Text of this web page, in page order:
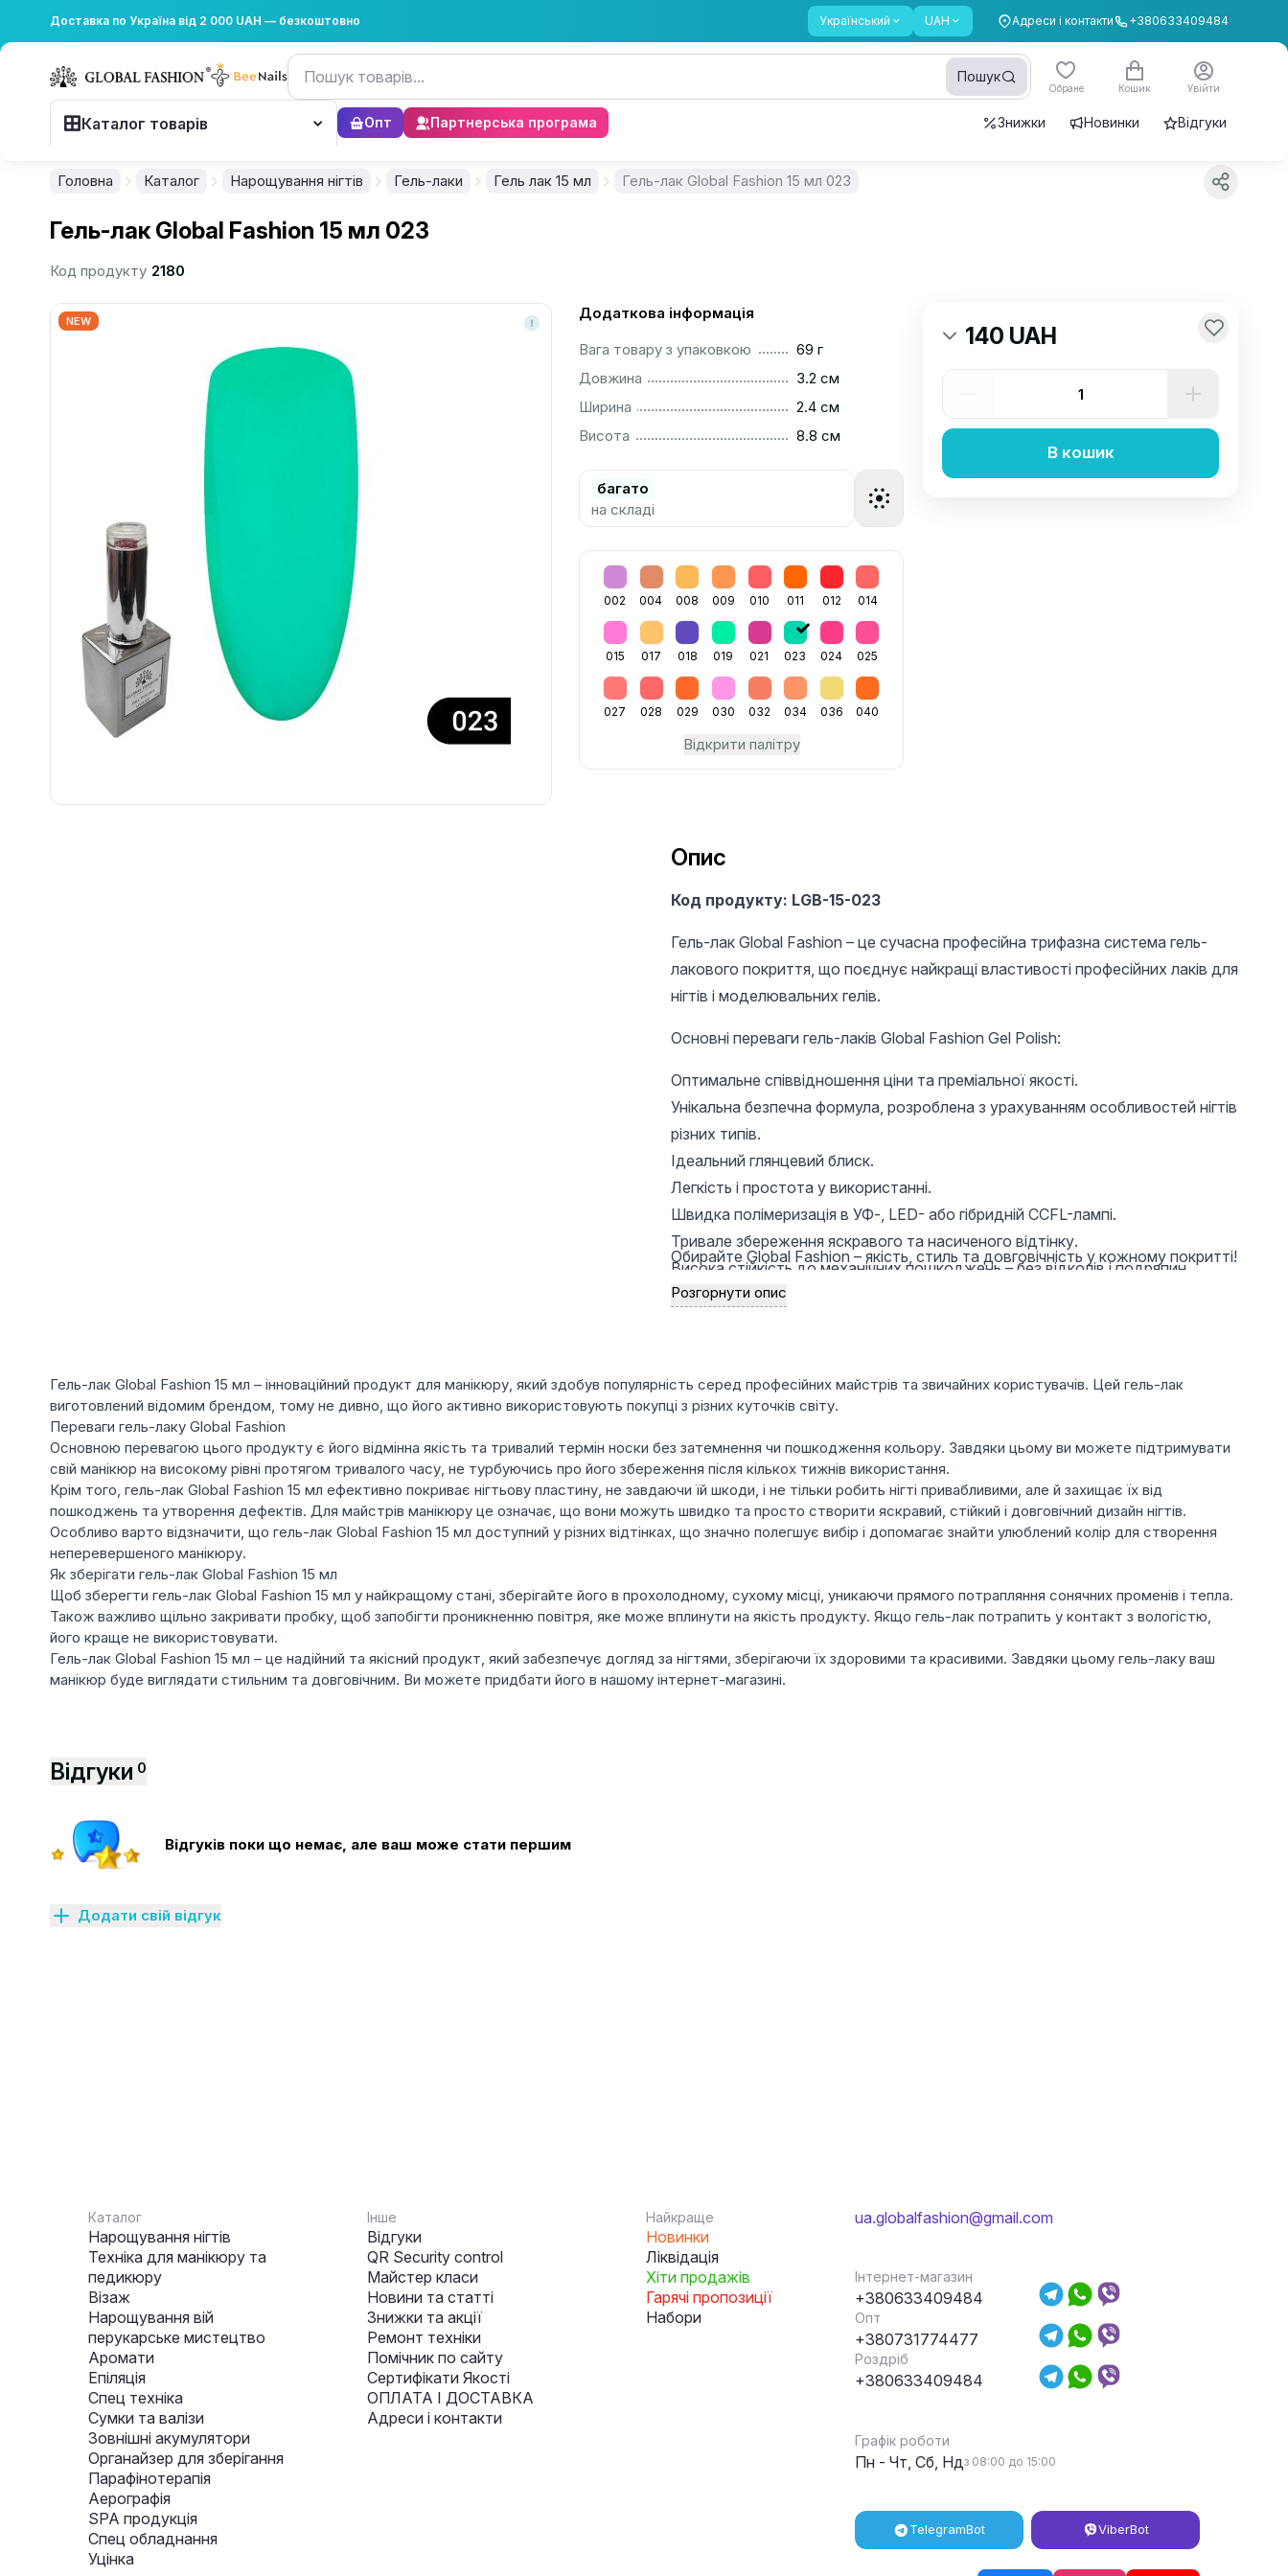
Доставка по Україна від 2 000 UAH — безкоштовно Український UAH Адреси і контакти +380633409484
Пошук
Обране Кошик Увійти
Каталог товарів Опт Партнерська програма Знижки Новинки Відгуки
Головна Каталог Нарощування нігтів Гель-лаки Гель лак 15 мл Гель-лак Global Fashion 15 мл 023
Гель-лак Global Fashion 15 мл 023
Код продукту 2180
NEW
Додаткова інформація
Вага товару з упаковкою
69 г
Довжина
3.2 см
Ширина
2.4 см
Висота
8.8 см
багато
на складі
002 004 008 009 010 011 012 014
015 017 018 019 021 023 024 025
027 028 029 030 032 034 036 040
Відкрити палітру
140 UAH
В кошик
Опис
Код продукту: LGB-15-023
Гель-лак Global Fashion – це сучасна професійна трифазна система гель-
лакового покриття, що поєднує найкращі властивості професійних лаків для
нігтів і моделювальних гелів.
Основні переваги гель-лаків Global Fashion Gel Polish:
Оптимальне співвідношення ціни та преміальної якості.
Унікальна безпечна формула, розроблена з урахуванням особливостей нігтів
різних типів.
Ідеальний глянцевий блиск.
Легкість і простота у використанні.
Швидка полімеризація в УФ-, LED- або гібридній CCFL-лампі.
Тривале збереження яскравого та насиченого відтінку.
Висока стійкість до механічних пошкоджень – без відколів і подряпин
протягом усього періоду носіння.
Великий вибір текстур: глянцеві, шиммерні, глітерні та інші, що задовольнять
найвибагливіший смак і складуть конкуренцію світовим брендам.
Обирайте Global Fashion – якість, стиль та довговічність у кожному покритті!
Розгорнути опис
Гель-лак Global Fashion 15 мл – інноваційний продукт для манікюру, який здобув популярність серед професійних майстрів та звичайних користувачів. Цей гель-лак
виготовлений відомим брендом, тому не дивно, що його активно використовують покупці з різних куточків світу.
Переваги гель-лаку Global Fashion
Основною перевагою цього продукту є його відмінна якість та тривалий термін носки без затемнення чи пошкодження кольору. Завдяки цьому ви можете підтримувати
свій манікюр на високому рівні протягом тривалого часу, не турбуючись про його збереження після кількох тижнів використання.
Крім того, гель-лак Global Fashion 15 мл ефективно покриває нігтьову пластину, не завдаючи їй шкоди, і не тільки робить нігті привабливими, але й захищає їх від
пошкоджень та утворення дефектів. Для майстрів манікюру це означає, що вони можуть швидко та просто створити яскравий, стійкий і довговічний дизайн нігтів.
Особливо варто відзначити, що гель-лак Global Fashion 15 мл доступний у різних відтінках, що значно полегшує вибір і допомагає знайти улюблений колір для створення
неперевершеного манікюру.
Як зберігати гель-лак Global Fashion 15 мл
Щоб зберегти гель-лак Global Fashion 15 мл у найкращому стані, зберігайте його в прохолодному, сухому місці, уникаючи прямого потрапляння сонячних променів і тепла.
Також важливо щільно закривати пробку, щоб запобігти проникненню повітря, яке може вплинути на якість продукту. Якщо гель-лак потрапить у контакт з вологістю,
його краще не використовувати.
Гель-лак Global Fashion 15 мл – це надійний та якісний продукт, який забезпечує догляд за нігтями, зберігаючи їх здоровими та красивими. Завдяки цьому гель-лаку ваш
манікюр буде виглядати стильним та довговічним. Ви можете придбати його в нашому інтернет-магазині.
Відгуки 0
Відгуків поки що немає, але ваш може стати першим
Додати свій відгук
Каталог
Нарощування нігтів
Техніка для манікюру та
педикюру
Візаж
Нарощування вій
перукарське мистецтво
Аромати
Епіляція
Спец техніка
Сумки та валізи
Зовнішні акумулятори
Органайзер для зберігання
Парафінотерапія
Аерографія
SPA продукція
Спец обладнання
Уцінка
Інше
Відгуки
QR Security control
Майстер класи
Новини та статті
Знижки та акції
Ремонт техніки
Помічник по сайту
Сертифікати Якості
ОПЛАТА І ДОСТАВКА
Адреси і контакти
Найкраще
Новинки
Ліквідація
Хіти продажів
Гарячі пропозиції
Набори
ua.globalfashion@gmail.com
Інтернет-магазин
+380633409484
Опт
+380731774477
Роздріб
+380633409484
Графік роботи
Пн - Чт, Сб, Ндз 08:00 до 15:00
TelegramBot ViberBot